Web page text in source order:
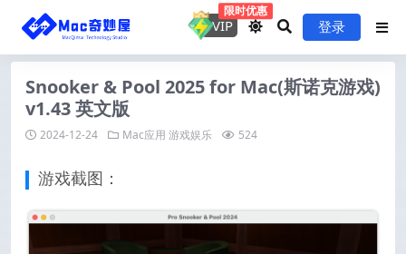
VIP
限时优惠
登录
Snooker & Pool 2025 for Mac(斯诺克游戏)
v1.43 英文版
2024-12-24 Mac应用 游戏娱乐 524
游戏截图：